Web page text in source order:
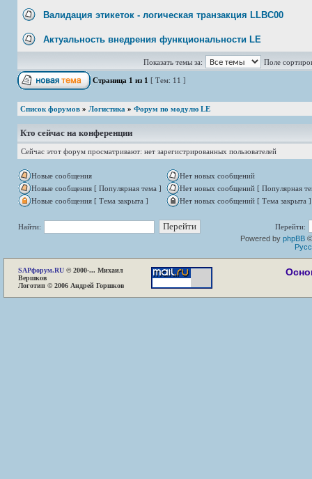
Валидация этикеток - логическая транзакция LLBC00
Актуальность внедрения функциональности LE
Показать темы за: Поле
Страница 1 из 1 [ Тем: 11 ]
Список форумов » Логистика » Форум по модулю LE
Кто сейчас на конференции
Сейчас этот форум просматривают: нет зарегистрированных пользователей
Новые сообщения
Нет новых сообщений
Новые сообщения [ Популярная тема ]
Нет новых сообщений [ Популярная
Новые сообщения [ Тема закрыта ]
Нет новых сообщений [ Тема закрыта ]
Найти:
Перейти:
Powered by phpBB
SAPфорум.RU © 2000-... Михаил
Вершков
Логотип © 2006 Андрей Горшков